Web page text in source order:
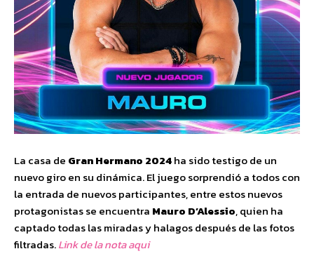
La casa de Gran Hermano 2024ha sido testigo de un
nuevo giro en su dinámica. El juego sorprendió a todos con
la entrada de nuevos participantes, entre estos nuevos
protagonistas se encuentra Mauro D’Alessio, quien ha
captado todas las miradas y halagos después de las fotos
filtradas.Link de la nota aqui